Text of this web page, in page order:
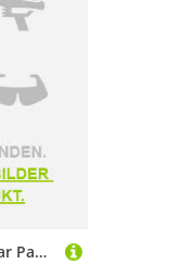
Rock Experience Silverstar Pants Schwarz L Frau